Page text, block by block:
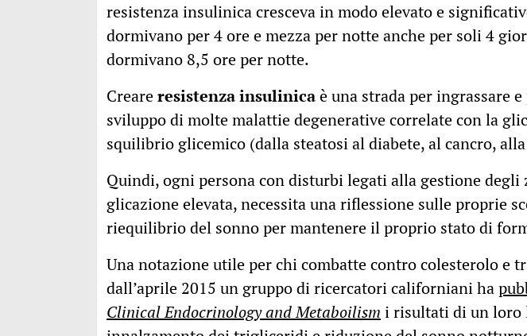
resistenza insulinica cresceva in modo elevato e
dormivano per 4 ore e mezza per notte anche per soli 4
dormivano 8,5 ore per notte.
Creareresistenza insulinicaè una strada per ingrassare
sviluppo di molte malattie degenerative correlate con la
squilibrio glicemico (dalla steatosi al diabete, al cancro,
Quindi, ogni persona con disturbi legati alla gestione degli
glicazione elevata, necessita una riflessione sulle proprie
riequilibrio del sonno per mantenere il proprio stato di
Una notazione utile per chi combatte contro colesterolo e
dall’aprile 2015 un gruppo di ricercatori californiani ha
Clinical Endocrinology and Metaboilism i risultati di un loro